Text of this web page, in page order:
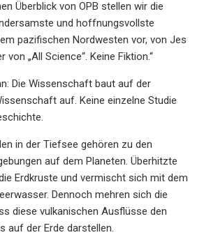
Überblick von OPB stellen wir die
und hoffnungsvollste
pazifischen Nordwesten vor, von Jes
„All Science“. Keine Fiktion.“
Die Wissenschaft baut auf der
auf. Keine einzelne Studie
in der Tiefsee gehören zu den
auf dem Planeten. Überhitzte
Erdkruste und vermischt sich mit dem
Dennoch mehren sich die
diese vulkanischen Ausflüsse den
auf der Erde darstellen.